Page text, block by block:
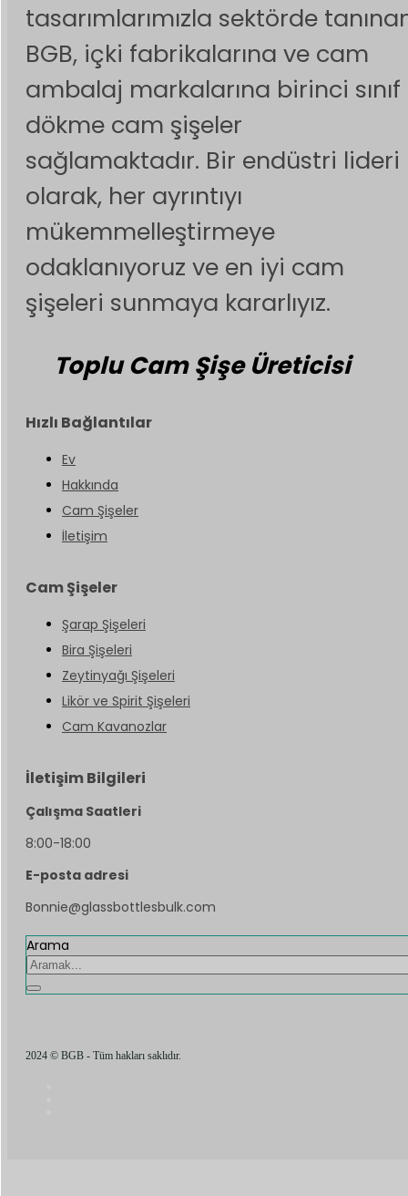
tasarımlarımızla sektörde
BGB, içki fabrikalarına ve cam
ambalaj markalarına birinci sınıf
dökme cam şişeler
sağlamaktadır. Bir endüstri lideri
olarak, her ayrıntıyı
mükemmelleştirmeye
odaklanıyoruz ve en iyi cam
şişeleri sunmaya kararlıyız.
Toplu Cam Şişe Üreticisi
Hızlı Bağlantılar
Ev
Hakkında
Cam Şişeler
İletişim
Cam Şişeler
Şarap Şişeleri
Bira Şişeleri
Zeytinyağı Şişeleri
Likör ve Spirit Şişeleri
Cam Kavanozlar
İletişim Bilgileri
Çalışma Saatleri
8:00-18:00
E-posta adresi
Bonnie@glassbottlesbulk.com
Arama
2024 © BGB - Tüm hakları saklıdır.